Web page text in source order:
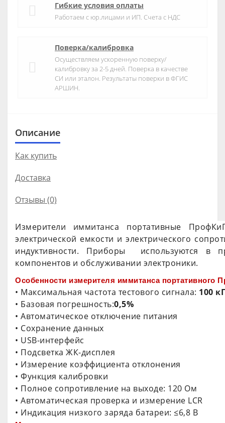
Гибкие условия оплаты
Работаем с юр.лицами и ИП. Счета с НДС
Поверка/калибровка
Осуществляем ускоренную поверку/
калибровку за 2-5 дней. Поверка в качестве
СИ или эталон. Результаты поверки в ФГИС
АРШИН.
Описание
Как купить
Доставка
Отзывы (0)
Измерители иммитанса портативные
электрической емкости и электрического
индуктивности. Приборы используются в
компонентов и обслуживании электроники.
Особенности измерителя иммитанса портативного
• Максимальная частота тестового сигнала: 100
• Базовая погрешность:0,5%
• Автоматическое отключение питания
• Сохранение данных
• USB-интерфейс
• Подсветка ЖК-дисплея
• Измерение коэффициента отклонения
• Функция калибровки
• Полное сопротивление на выходе: 120 Ом
• Автоматическая проверка и измерение LCR
• Индикация низкого заряда батареи: ≤6,8 В